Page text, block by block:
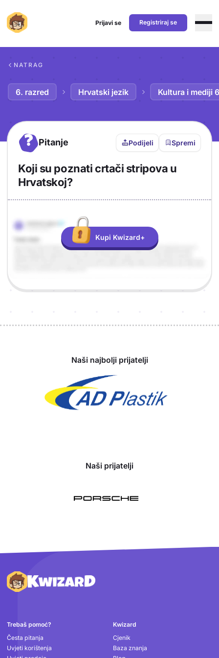
Prijavi se Registriraj se
NATRAG
6. razred Hrvatski jezik Kultura i mediji 6
? Pitanje Podijeli Spremi
Koji su poznati crtači stripova u
Hrvatskoj?
Odgovor
Objašnjenje
Kupi Kwizard+
Naši najbolji prijatelji
Naši prijatelji
Podnožje
Trebaš pomoć?
Česta pitanja
Uvjeti korištenja
Kwizard
Cjenik
Baza znanja